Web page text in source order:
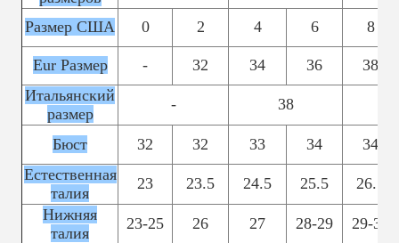
Размер США 0 2 4 6 8
Eur Размер - 32 34 36
38
Итальянский
размер
- 38
Бюст 32 32 33 34
34
Естественная
талия
23 23.5 24.5 25.5
26.5
Нижняя
талия
23-25 26 27 28-29 29-30